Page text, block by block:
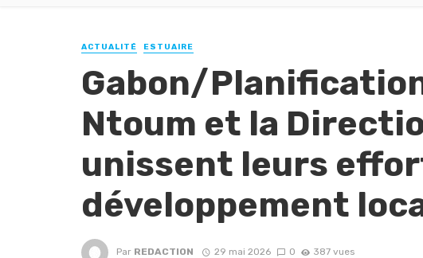
ACTUALITÉ ESTUAIRE
Gabon/
Ntoum et la
unissent leurs
développement
Par REDACTION 29 mai 2026 0 387 vues